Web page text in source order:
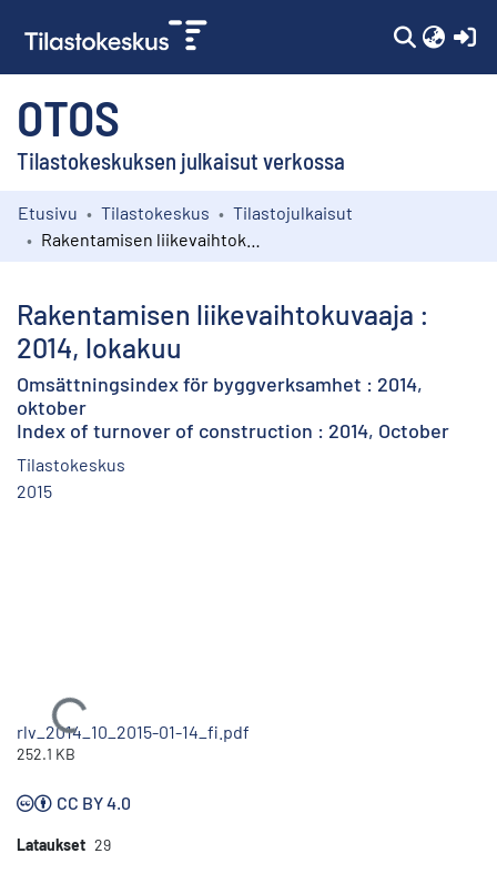
OTOS
Tilastokeskuksen julkaisut verkossa
Kokoelmat
Etusivu Tilastokeskus
Tilastojulkaisut
Rakentamisen liikevaihtokuvaaja :
2014, lokakuu
Omsättningsindex för byggverksamhet : 2014,
oktober
Index of turnover of construction : 2014, October
Tilastokeskus
2015
Ladataan...
rlv_2014_10_2015-01-14_fi.pdf
252.1 KB
CC BY 4.0
Lataukset 29